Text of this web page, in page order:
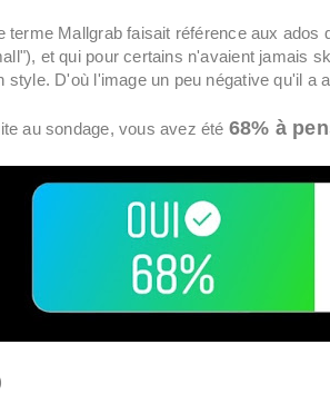
terme Mallgrab faisait référence aux ados
et qui pour certains n'avaient jamais
style. D'où l'image un peu négative qu'il a
au sondage, vous avez été 68% à